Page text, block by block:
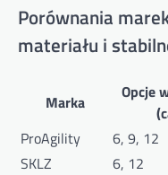
Porównania
materiału i
Marka
Opcje
ProAgility
6, 9, 12
SKLZ
6, 12